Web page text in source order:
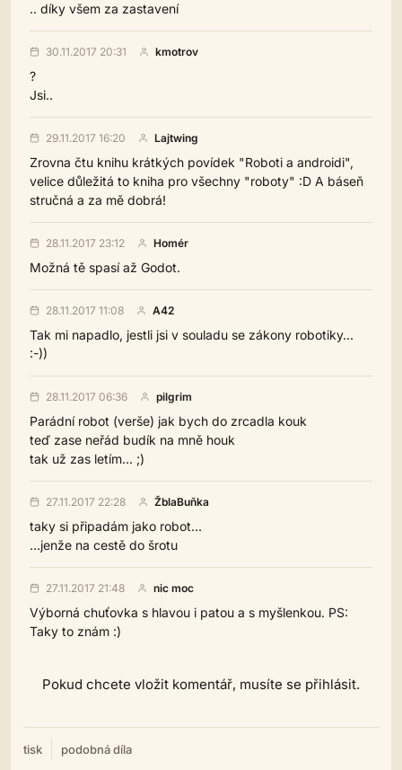
.. díky všem za zastavení
30.11.2017 20:31 kmotrov
?
Jsi..
29.11.2017 16:20 Lajtwing
Zrovna čtu knihu krátkých povídek "Roboti a androidi",
velice důležitá to kniha pro všechny "roboty" :D A báseň
stručná a za mě dobrá!
28.11.2017 23:12 Homér
Možná tě spasí až Godot.
28.11.2017 11:08 A42
Tak mi napadlo, jestli jsi v souladu se zákony robotiky...
:-))
28.11.2017 06:36 pilgrim
Parádní robot (verše) jak bych do zrcadla kouk
teď zase neřád budík na mně houk
tak už zas letím... ;)
27.11.2017 22:28 ŽblaBuňka
taky si připadám jako robot...
...jenže na cestě do šrotu
27.11.2017 21:48 nic moc
Výborná chuťovka s hlavou i patou a s myšlenkou. PS:
Taky to znám :)
Pokud chcete vložit komentář, musíte se přihlásit.
tisk podobná díla